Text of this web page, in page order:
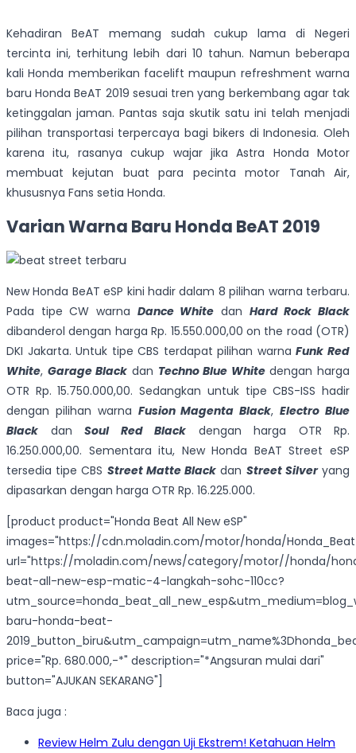
Kehadiran BeAT memang sudah cukup lama di Negeri
tercinta ini, terhitung lebih dari 10 tahun. Namun beberapa
kali Honda memberikan facelift maupun refreshment warna
baru Honda BeAT 2019 sesuai tren yang berkembang agar tak
ketinggalan jaman. Pantas saja skutik satu ini telah menjadi
pilihan transportasi terpercaya bagi bikers di Indonesia. Oleh
karena itu, rasanya cukup wajar jika Astra Honda Motor
membuat kejutan buat para pecinta motor Tanah Air,
khususnya Fans setia Honda.
Varian Warna Baru Honda BeAT 2019
New Honda BeAT eSP kini hadir dalam 8 pilihan warna terbaru.
Pada tipe CW warna Dance White dan Hard Rock Black
dibanderol dengan harga Rp. 15.550.000,00 on the road (OTR)
DKI Jakarta. Untuk tipe CBS terdapat pilihan warnaFunk Red
White, Garage Black dan Techno Blue Whitedengan harga
OTR Rp. 15.750.000,00. Sedangkan untuk tipe CBS-ISS hadir
dengan pilihan warna Fusion Magenta Black,Electro Blue
Black
dan Soul Red Black dengan harga OTR Rp.
16.250.000,00. Sementara itu, New Honda BeAT Street eSP
tersedia tipe CBS Street Matte Black dan Street Silveryang
dipasarkan dengan harga OTR Rp. 16.225.000.
[product product="Honda Beat All New eSP"
images="https://cdn.moladin.com/motor/honda/
url="https://moladin.com/news/category/motor//honda/
beat-all-new-esp-matic-4-langkah-sohc-110cc?
baru-honda-beat-
price="Rp. 680.000,-*" description="*Angsuran mulai dari"
button="AJUKAN SEKARANG"]
Baca juga :
Review Helm Zulu dengan Uji Ekstrem! Ketahuan Helm